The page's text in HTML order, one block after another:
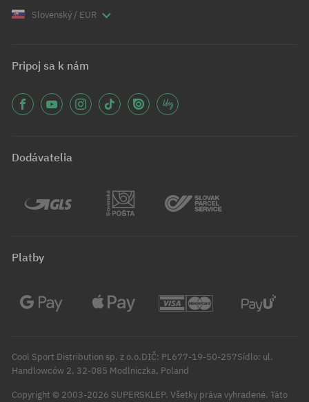
Slovenský / EUR
Pripoj sa k nám
Dodávatelia
Platby
Cool Sport Distribution sp. z o.o.DIČ: PL677-19-50-257Sídlo: ul.
Handlowców 2, 32-085 Modlniczka, Poland
Copyright © 2003-2026 SUPERSKLEP. Všetky práva vyhradené. Táto